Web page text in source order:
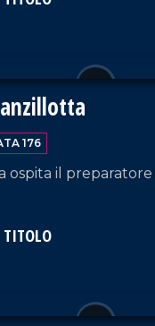
176
ospita il preparatore